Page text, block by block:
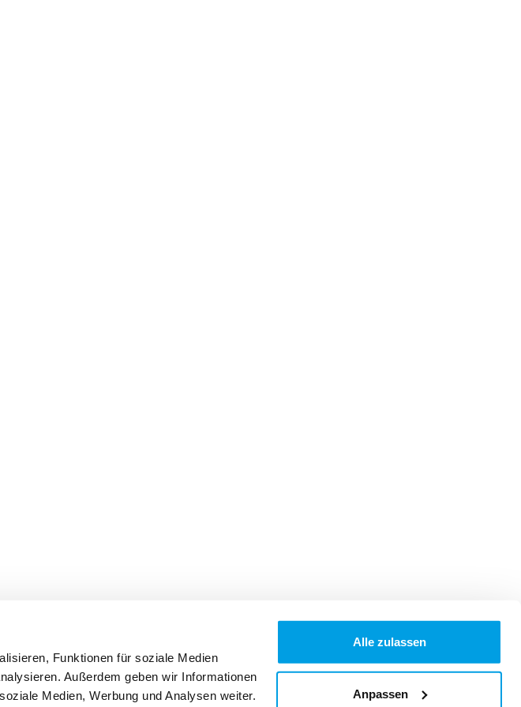
Funktionen für soziale Medien
Außerdem geben wir Informationen
Medien, Werbung und Analysen weiter.
Alle zulassen
Anpassen